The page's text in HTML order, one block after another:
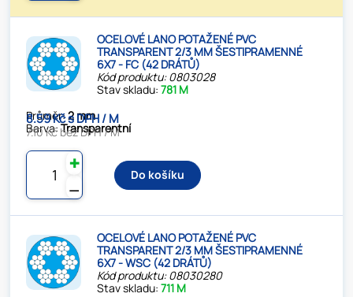
OCELOVÉ LANO POTAŽENÉ PVC
TRANSPARENT 2/3 MM ŠESTIPRAMENNÉ
6X7 - FC (42 DRÁTŮ)
Kód produktu: 0803028
Stav skladu:781 M
Průměr:2 mm
Barva:Transparentní
8.59 Kč s DPH / M
7.10 Kč bez DPH / M
⚊
✚
Do košíku
OCELOVÉ LANO POTAŽENÉ PVC
TRANSPARENT 2/3 MM ŠESTIPRAMENNÉ
6X7 - WSC (42 DRÁTŮ)
Kód produktu: 08030280
Stav skladu:711 M